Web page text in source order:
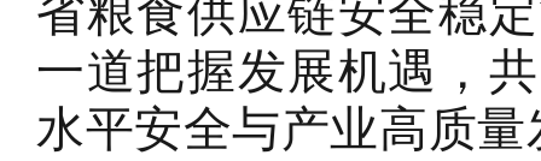
一道把握发展机遇，
水平安全与产业高质